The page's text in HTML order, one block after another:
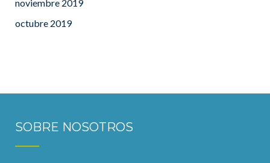
noviembre 2019
octubre 2019
SOBRE NOSOTROS